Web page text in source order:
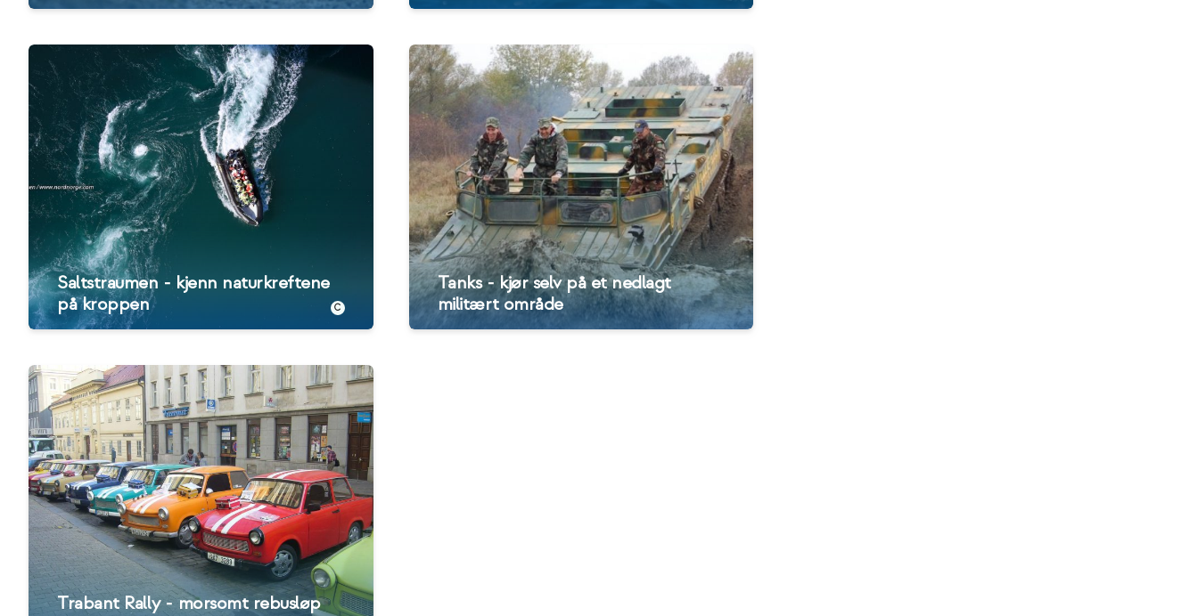
Saltstraumen - kjenn naturkreftene
på kroppen
C
Tanks - kjør selv på et nedlagt
militært område
Trabant Rally - morsomt rebusløp